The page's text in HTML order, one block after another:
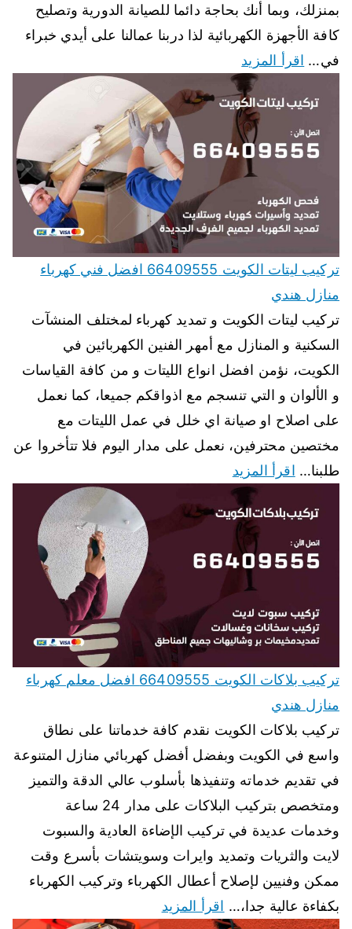
بمنزلك، وبما أنك بحاجة دائما للصيانة الدورية وتصليح
كافة الأجهزة الكهربائية لذا دربنا عمالنا على أيدي خبراء
في… اقرأ المزيد
تركيب ليتات الكويت 66409555 افضل فني كهرباء
منازل هندي
تركيب ليتات الكويت و تمديد كهرباء لمختلف المنشآت
السكنية و المنازل مع أمهر الفنين الكهربائين في
الكويت، نؤمن افضل انواع الليتات و من كافة القياسات
و الألوان و التي تنسجم مع اذواقكم جميعا، كما نعمل
على اصلاح او صيانة اي خلل في عمل الليتات مع
مختصين محترفين، نعمل على مدار اليوم فلا تتأخروا عن
طلبنا… اقرأ المزيد
تركيب بلاكات الكويت 66409555 افضل معلم كهرباء
منازل هندي
تركيب بلاكات الكويت نقدم كافة خدماتنا على نطاق
واسع في الكويت وبفضل أفضل كهربائي منازل المتنوعة
في تقديم خدماته وتنفيذها بأسلوب عالي الدقة والتميز
ومتخصص بتركيب البلاكات على مدار 24 ساعة
وخدمات عديدة في تركيب الإضاءة العادية والسبوت
لايت والثريات وتمديد وايرات وسويتشات بأسرع وقت
ممكن وفنيين لإصلاح أعطال الكهرباء وتركيب الكهرباء
بكفاءة عالية جدا،… اقرأ المزيد